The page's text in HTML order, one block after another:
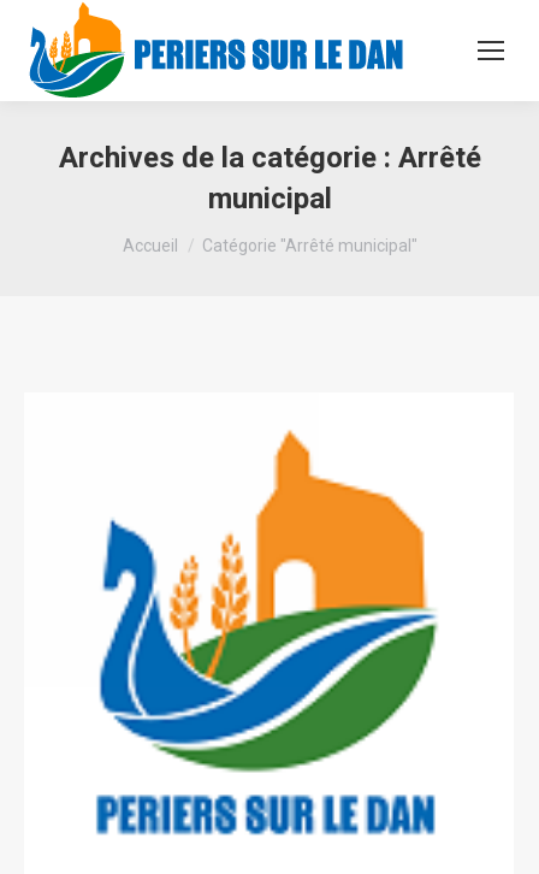
Archives de la catégorie : Arrêté
municipal
Vous êtes ici :
Accueil Catégorie "Arrêté municipal"